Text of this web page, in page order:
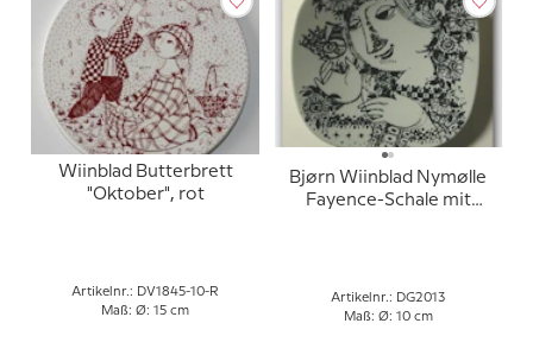
Wiinblad Butterbrett
"Oktober", rot
Artikelnr.: DV1845-10-R
Maß: Ø: 15 cm
Bjørn Wiinblad Nymølle
Fayence-Schale mit
Artikelnr.: DG2013
Maß: Ø: 10 cm